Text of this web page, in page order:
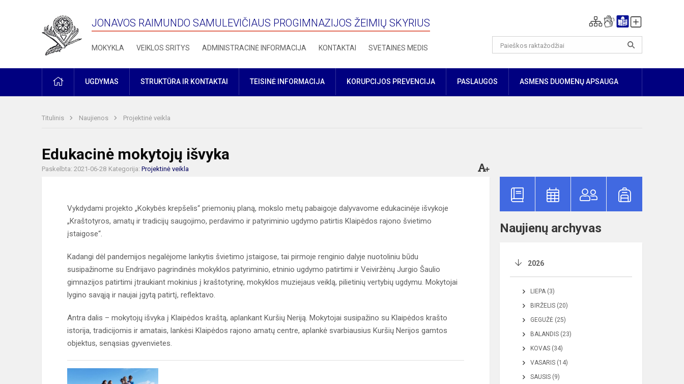
JONAVOS RAIMUNDO SAMULEVIČIAUS PROGIMNAZIJOS ŽEIMIŲ SKYRIUS
MOKYKLA VEIKLOS SRITYS ADMINISTRACINĖ INFORMACIJA KONTAKTAI SVETAINĖS MEDIS
PRADŽIAUGDYMAS STRUKTŪRA IR KONTAKTAI TEISINĖ INFORMACIJA KORUPCIJOS PREVENCIJA PASLAUGOS ASMENS DUOMENŲ APSAUGA
Titulinis Naujienos Projektinė veikla
Edukacinė mokytojų išvyka
Paskelbta: 2021-06-28 Kategorija: Projektinė veikla
Vykdydami projekto „Kokybės krepšelis“ priemonių planą, mokslo metų pabaigoje dalyvavome edukacinėje išvykoje
„Kraštotyros, amatų ir tradicijų saugojimo, perdavimo ir patyriminio ugdymo patirtis Klaipėdos rajono švietimo
įstaigose“.
Kadangi dėl pandemijos negalėjome lankytis švietimo įstaigose, tai pirmoje renginio dalyje nuotoliniu būdu
susipažinome su Endrijavo pagrindinės mokyklos patyriminio, etninio ugdymo patirtimi ir Veiviržėnų Jurgio Šaulio
gimnazijos patirtimi įtraukiant mokinius į kraštotyrinę, mokyklos muziejaus veiklą, pilietinių vertybių ugdymu. Mokytojai
lygino savąją ir naujai įgytą patirtį, reflektavo.
Antra dalis – mokytojų išvyka į Klaipėdos kraštą, aplankant Kuršių Neriją. Mokytojai susipažino su Klaipėdos krašto
istorija, tradicijomis ir amatais, lankėsi Klaipėdos rajono amatų centre, aplankė svarbiausius Kuršių Nerijos gamtos
objektus, senąsias gyvenvietes.
Naujienų archyvas
2026
LIEPA (3)
BIRŽELIS (20)
GEGUŽĖ (25)
BALANDIS (23)
KOVAS (34)
VASARIS (14)
SAUSIS (9)